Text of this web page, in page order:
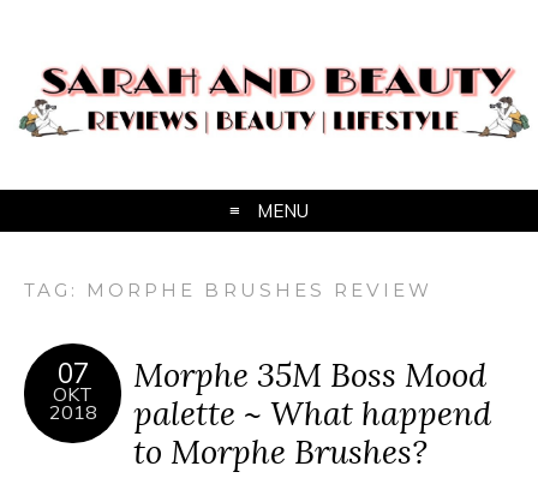
MENU
TAG: MORPHE BRUSHES REVIEW
07
OKT
2018
Morphe 35M Boss Mood
palette ~ What happend
to Morphe Brushes?